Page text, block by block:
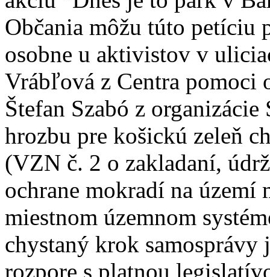
Občania môžu túto petíciu
osobne u aktivistov v
Vrábľová z Centra pomoci
Štefan Szabó z
hrozbu pre košickú zeleň
(VZN č. 2 o zakladaní,
ochrane mokradí na území
miestnom územnom
chystaný krok
rozpore s platnou